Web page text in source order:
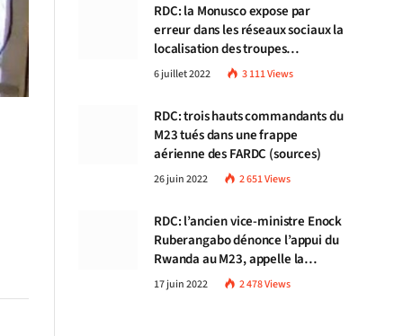
RDC: la Monusco expose par
erreur dans les réseaux sociaux la
localisation des troupes
congolaises
6 juillet 2022 3 111Views
RDC: trois hauts commandants du
M23 tués dans une frappe
aérienne des FARDC (sources)
26 juin 2022 2 651Views
RDC: l’ancien vice-ministre Enock
Ruberangabo dénonce l’appui du
Rwanda au M23, appelle la
communauté internationale à
stopper Kigali
17 juin 2022 2 478Views